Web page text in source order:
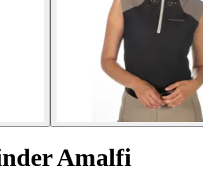
Amalfi